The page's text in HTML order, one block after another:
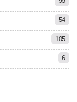
54
105
6